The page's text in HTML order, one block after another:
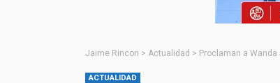
Jaime Rincon > Actualidad > Proclaman a Wanda
ACTUALIDAD